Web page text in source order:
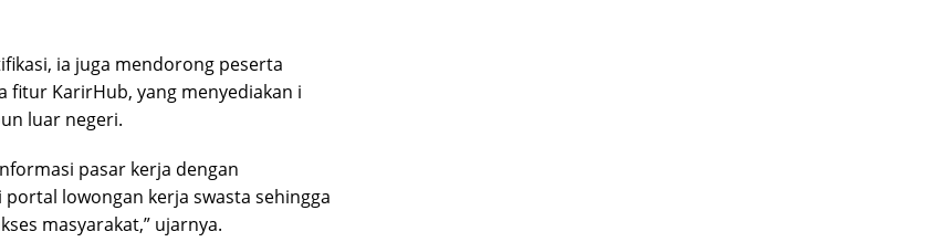
ia juga mendorong peserta
fitur KarirHub, yang menyediakan i
luar negeri.
pasar kerja dengan
lowongan kerja swasta sehingga
masyarakat,” ujarnya.